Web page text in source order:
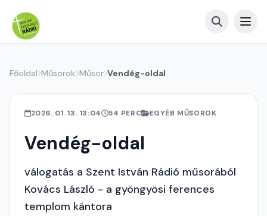
Főoldal Műsorok Műsor Vendég-oldal
2026. 01. 13. 13:04 54 PERC EGYÉB MŰSOROK
Vendég-oldal
válogatás a Szent István Rádió műsorából
Kovács László - a gyöngyösi ferences
templom kántora